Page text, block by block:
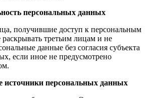
персональных данных
получившие доступ к персональным
третьим лицам и не
данные без согласия субъекта
если иное не предусмотрено
источники персональных данных